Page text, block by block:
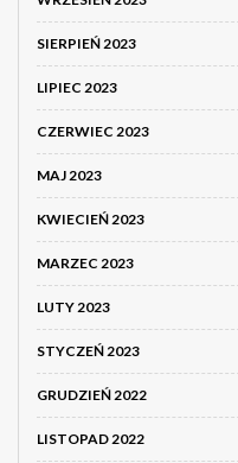
SIERPIEŃ 2023
LIPIEC 2023
CZERWIEC 2023
MAJ 2023
KWIECIEŃ 2023
MARZEC 2023
LUTY 2023
STYCZEŃ 2023
GRUDZIEŃ 2022
LISTOPAD 2022